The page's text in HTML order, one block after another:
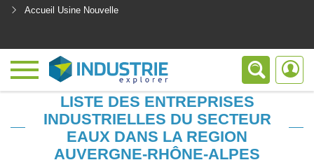
Accueil Usine Nouvelle
LISTE DES ENTREPRISES
INDUSTRIELLES DU SECTEUR
EAUX DANS LA REGION
AUVERGNE-RHÔNE-ALPES